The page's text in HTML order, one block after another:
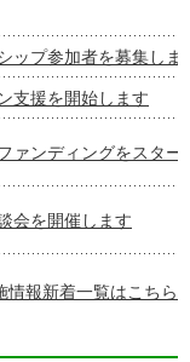
ップ参加者を募集しま
支援を開始します
ァンディングをスター
会を開催します
情報新着一覧はこちら